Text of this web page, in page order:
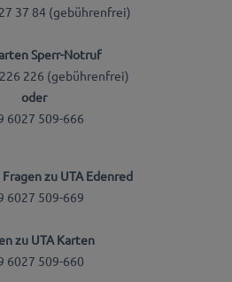
37 84 (gebührenfrei)
Sperr-Notruf
226 (gebührenfrei)
oder
6027 509-666
zu UTA Edenred
6027 509-669
zu UTA Karten
6027 509-660